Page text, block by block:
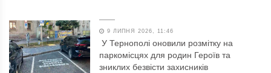
9 ЛИПНЯ 2026, 11:46
У Тернополі оновили розмітку на
паркомісцях для родин Героїв та
зниклих безвісти захисників